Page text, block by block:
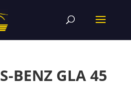
BENZ GLA 45